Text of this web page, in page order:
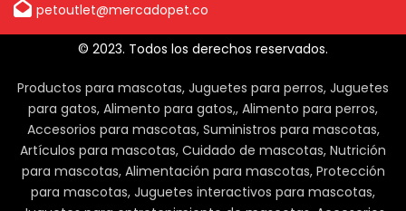
petoutlet@mercadopet.co
© 2023. Todos los derechos reservados.
Productos para mascotas, Juguetes para perros, Juguetes
para gatos, Alimento para gatos,, Alimento para perros,
Accesorios para mascotas, Suministros para mascotas,
Artículos para mascotas, Cuidado de mascotas, Nutrición
para mascotas, Alimentación para mascotas, Protección
para mascotas, Juguetes interactivos para mascotas,